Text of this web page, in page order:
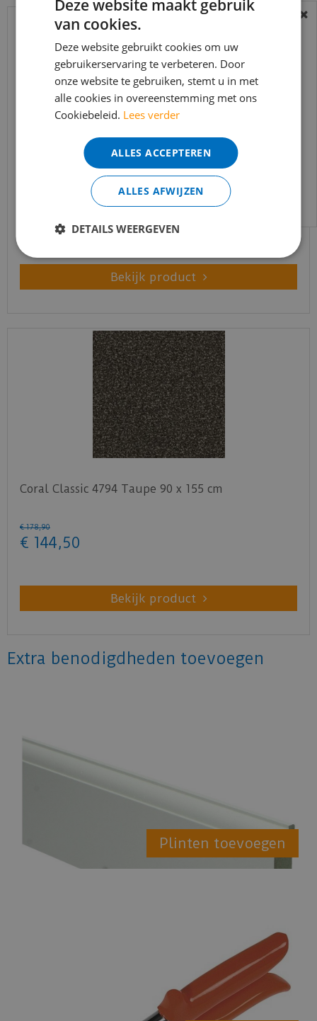
Coral Classic 4750 Warm Black 90 x 155 cm
144,50
Bekijk product
Coral Classic 4794 Taupe 90 x 155 cm
€ 178,90
€ 144,50
Bekijk product
Extra benodigdheden toevoegen
Plinten toevoegen
BEREIKBAARHEID
In verband met de vakantie periode zijn wij
t/m 14 augustus telefonisch helaas niet
bereikbaar.
Bestelling worden uiteraard verwerkt
echter iets minder snel dan wat je van ons
gewend bent.
Voor vragen kan je ons bereiken via
info@merkvloerenwinkel.nl
Deze website maakt gebruik
van cookies.
Deze website gebruikt cookies om uw
gebruikerservaring te verbeteren. Door
onze website te gebruiken, stemt u in met
alle cookies in overeenstemming met ons
Cookiebeleid. Lees verder
ALLES ACCEPTEREN
ALLES AFWIJZEN
DETAILS WEERGEVEN